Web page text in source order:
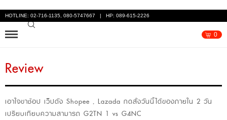
HOTLINE: 02-716-1135, 080-5747667 | HP: 089-615-2226
0
Review
เอาใจขาช้อป เว็ปดัง Shopee , Lazada กดสั่งวันนี้ได้ของภายใน 2 วัน
เปรียบเทียบความสามารถ G2TN 1 vs G4NC